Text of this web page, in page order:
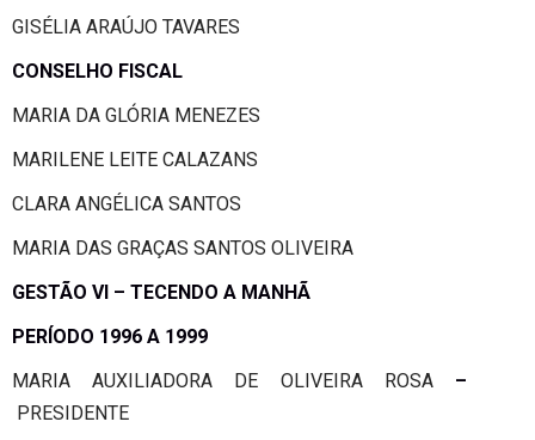
GISÉLIA ARAÚJO TAVARES
CONSELHO FISCAL
MARIA DA GLÓRIA MENEZES
MARILENE LEITE CALAZANS
CLARA ANGÉLICA SANTOS
MARIA DAS GRAÇAS SANTOS OLIVEIRA
GESTÃO VI – TECENDO A MANHÃ
PERÍODO 1996 A 1999
MARIA AUXILIADORA DE OLIVEIRA ROSA –
PRESIDENTE